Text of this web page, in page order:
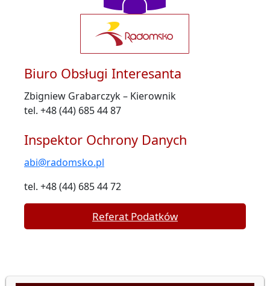
Biuro Obsługi Interesanta
Zbigniew Grabarczyk – Kierownik
tel. +48 (44) 685 44 87
Inspektor Ochrony Danych
abi@radomsko.pl
tel. +48 (44) 685 44 72
Referat Podatków